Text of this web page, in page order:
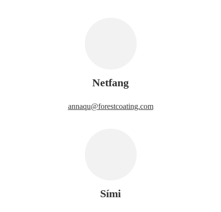
Netfang
annaqu@forestcoating.com
Sími